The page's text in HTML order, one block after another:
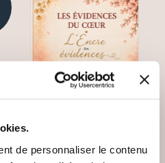
de personnaliser le contenu